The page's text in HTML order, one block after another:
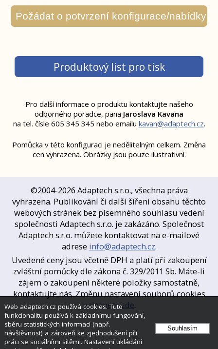
Web adaptech.cz používá cookies. Tuto
funkcionalitu používá k základnímu fungování,
sběru statistických informací (např.
návštěvnost) a zároveň ke zjednodušení při
práci se sociálními sítěmi. Nastavení ukládání
Produktový list pro tisk
Pro další informace o produktu kontaktujte našeho
odborného poradce, pana Jaroslava Kavana
na tel. čísle 605 345 345 nebo emailu kavan@adaptech.cz.
Pomůcka v této konfiguraci je nedělitelným celkem. Změna
cen vyhrazena. Obrázky jsou pouze ilustrativní.
©2004-2026 Adaptech s.r.o., všechna práva
vyhrazena. Publikování či další šíření obsahu těchto
webových stránek bez písemného souhlasu vedení
společnosti Adaptech s.r.o. je zakázáno. Společnost
Adaptech s.r.o. můžete kontaktovat na e-mailové
adrese info@adaptech.cz.
Uvedené ceny jsou včetně DPH a platí při zakoupení
zvláštní pomůcky dle zákona č. 329/2011 Sb. Máte-li
zájem o zakoupení některé položky samostatně,
kontaktujte nás. Změnu nastavení souborů cookies
naleznete zde.